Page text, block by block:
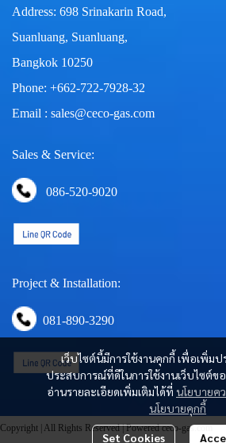
เว็บไซต์นี้มีการใช้งานคุกกี้ เพื่อเพิ่ม
ประสบการณ์ที่ดีในการใช้งานเว็บไซต์ข
อ่านรายละเอียดเพิ่มเติมได้ที่ นโยบายค
นโยบายคุกกี้
Set Cookies
Address: 698 Srinakarin Road,
Suanluang, Suanluang,
Bangkok 10250
Phone: +662-722-7928-32
Email : sales@ceco-gas.com
Sales & Service:
086-520-9020
Project & Installation:
081-890-3290
Copyright | All Rights Reserved | Powered ceco-gas.com